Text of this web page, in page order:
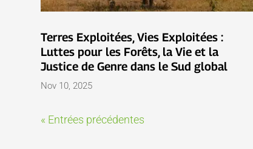
Terres Exploitées, Vies Exploitées :
Luttes pour les Forêts, la Vie et la
Justice de Genre dans le Sud global
Nov 10, 2025
« Entrées précédentes